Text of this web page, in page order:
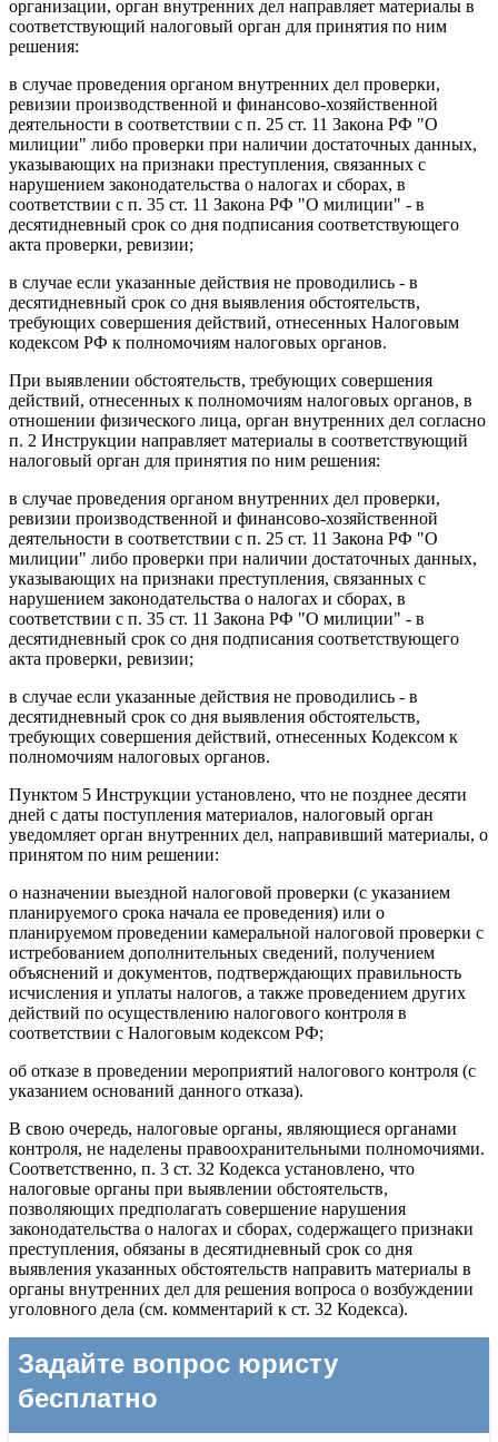
организации, орган внутренних дел направляет материалы в
соответствующий налоговый орган для принятия по ним
решения:
в случае проведения органом внутренних дел проверки,
ревизии производственной и финансово-хозяйственной
деятельности в соответствии с п. 25 ст. 11 Закона РФ "О
милиции" либо проверки при наличии достаточных данных,
указывающих на признаки преступления, связанных с
нарушением законодательства о налогах и сборах, в
соответствии с п. 35 ст. 11 Закона РФ "О милиции" - в
десятидневный срок со дня подписания соответствующего
акта проверки, ревизии;
в случае если указанные действия не проводились - в
десятидневный срок со дня выявления обстоятельств,
требующих совершения действий, отнесенных Налоговым
кодексом РФ к полномочиям налоговых органов.
При выявлении обстоятельств, требующих совершения
действий, отнесенных к полномочиям налоговых органов, в
отношении физического лица, орган внутренних дел согласно
п. 2 Инструкции направляет материалы в соответствующий
налоговый орган для принятия по ним решения:
в случае проведения органом внутренних дел проверки,
ревизии производственной и финансово-хозяйственной
деятельности в соответствии с п. 25 ст. 11 Закона РФ "О
милиции" либо проверки при наличии достаточных данных,
указывающих на признаки преступления, связанных с
нарушением законодательства о налогах и сборах, в
соответствии с п. 35 ст. 11 Закона РФ "О милиции" - в
десятидневный срок со дня подписания соответствующего
акта проверки, ревизии;
в случае если указанные действия не проводились - в
десятидневный срок со дня выявления обстоятельств,
требующих совершения действий, отнесенных Кодексом к
полномочиям налоговых органов.
Пунктом 5 Инструкции установлено, что не позднее десяти
дней с даты поступления материалов, налоговый орган
уведомляет орган внутренних дел, направивший материалы, о
принятом по ним решении:
о назначении выездной налоговой проверки (с указанием
планируемого срока начала ее проведения) или о
планируемом проведении камеральной налоговой проверки с
истребованием дополнительных сведений, получением
объяснений и документов, подтверждающих правильность
исчисления и уплаты налогов, а также проведением других
действий по осуществлению налогового контроля в
соответствии с Налоговым кодексом РФ;
об отказе в проведении мероприятий налогового контроля (с
указанием оснований данного отказа).
В свою очередь, налоговые органы, являющиеся органами
контроля, не наделены правоохранительными полномочиями.
Соответственно, п. 3 ст. 32 Кодекса установлено, что
налоговые органы при выявлении обстоятельств,
позволяющих предполагать совершение нарушения
законодательства о налогах и сборах, содержащего признаки
преступления, обязаны в десятидневный срок со дня
выявления указанных обстоятельств направить материалы в
органы внутренних дел для решения вопроса о возбуждении
уголовного дела (см. комментарий к ст. 32 Кодекса).